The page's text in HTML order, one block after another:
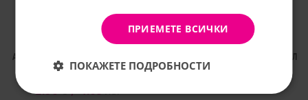
AROMA КРЕМ ЗА ЛИЦЕ С ВИТАМИНИ
А+Е 75МЛ
2.38€ / 4.65лв.
АРОМА КРЕМ МЕДИКО ИДЕАЛ 40МЛ
ПРИЕМЕТЕ ВСИЧКИ
ПОКАЖЕТЕ ПОДРОБНОСТИ
Не, благодаря